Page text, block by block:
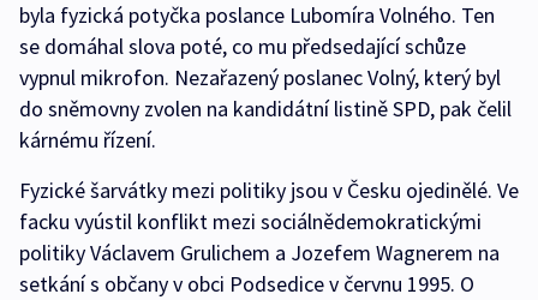
byla fyzická potyčka poslance Lubomíra Volného. Ten
se domáhal slova poté, co mu předsedající schůze
vypnul mikrofon. Nezařazený poslanec Volný, který byl
do sněmovny zvolen na kandidátní listině SPD, pak čelil
kárnému řízení.
Fyzické šarvátky mezi politiky jsou v Česku ojedinělé. Ve
facku vyústil konflikt mezi sociálnědemokratickými
politiky Václavem Grulichem a Jozefem Wagnerem na
setkání s občany v obci Podsedice v červnu 1995. O